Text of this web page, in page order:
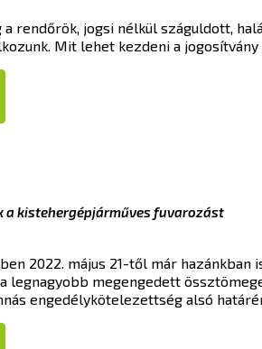
rendőrök, jogsi nélkül száguldott,
Mit lehet kezdeni a
a kistehergépjárműves fuvarozást
2022. május 21-től már
legnagyobb megengedett
engedélykötelezettség alsó